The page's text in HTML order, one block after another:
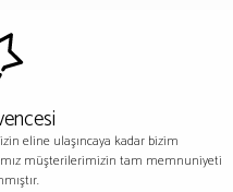
eline ulaşıncaya kadar bizim
müşterilerimizin tam memnuniyeti